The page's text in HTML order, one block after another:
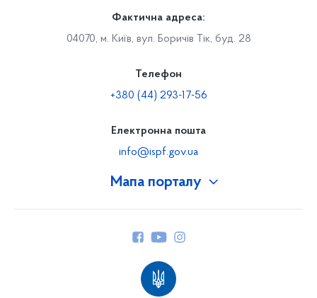
Мапа порталу
Фактична адреса:
04070, м. Київ, вул. Боричів Тік, буд. 28
Телефон
+380 (44) 293-17-56
Електронна пошта
info@ispf.gov.ua